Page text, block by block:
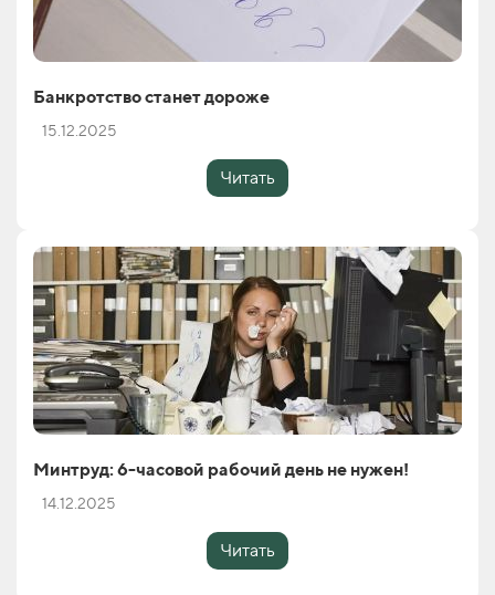
Банкротство станет дороже
15.12.2025
Читать
Минтруд: 6-часовой рабочий день не нужен!
14.12.2025
Читать